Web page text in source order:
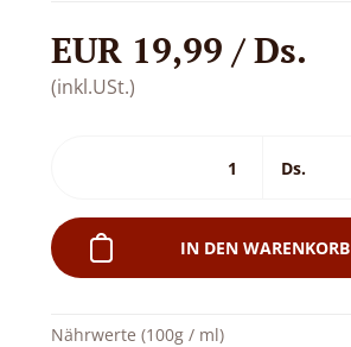
EUR 19,99 / Ds.
(inkl.USt.)
IN DEN WARENKORB
Nährwerte (100g / ml)